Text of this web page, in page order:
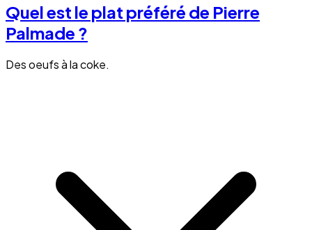
Quel est le plat préféré de Pierre
Palmade ?
Des oeufs à la coke.